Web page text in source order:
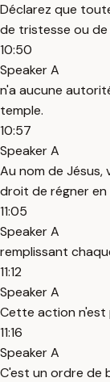
Déclarez que
de tristesse ou
10:50
Speaker A
n'a aucune
temple.
10:57
Speaker A
Au nom de Jésus,
droit de régner
11:05
Speaker A
remplissant
11:12
Speaker A
Cette action n'est
11:16
Speaker A
C'est un ordre de